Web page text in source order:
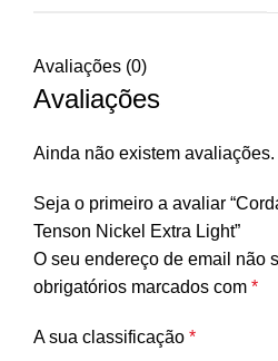
Avaliações (0)
Avaliações
Ainda não existem avaliações.
Seja o primeiro a avaliar
Tenson Nickel Extra Light”
O seu endereço de email não
obrigatórios marcados com *
A sua classificação *